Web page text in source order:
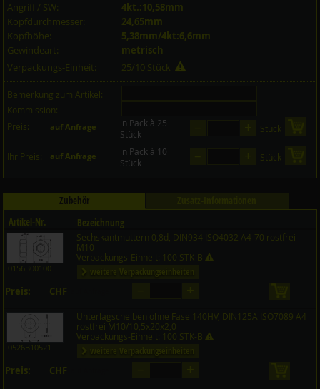
Angriff / SW:
4kt.:10,58mm
Kopfdurchmesser:
24,65mm
Kopfhöhe:
5,38mm/4kt:6,6mm
Gewindeart:
metrisch
Verpackungs-Einheit:
25/10 Stück
Bemerkung zum Artikel:
Kommission:
Preis:
auf Anfrage
in Pack à 25
Stück
Stück
Ihr Preis: auf Anfrage
in Pack à 10
Stück
Stück
Zubehör
Artikel-Nr.
Bezeichnung
Preis CHF
Menge
0156B00100
Sechskantmuttern 0,8d, DIN934 ISO4032 A4-70 rostfrei
M10
Verpackungs-Einheit: 100 STK-B
weitere Verpackungseinheiten
Preis: CHF
0526B10521
Unterlagscheiben ohne Fase 140HV, DIN125A ISO7089 A4
rostfrei M10/10,5x20x2,0
Verpackungs-Einheit: 100 STK-B
weitere Verpackungseinheiten
Preis: CHF